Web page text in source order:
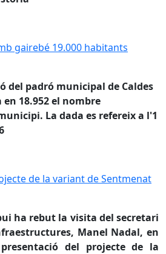
gairebé 19.000 habitants
gairebé 19.000 habitants
del padró municipal de Caldes
18.952 el nombre
La dada es refereix a l'1
de la variant de Sentmenat
de la variant de Sentmenat
ha rebut la visita del secretari
Manel Nadal, en
del projecte de la